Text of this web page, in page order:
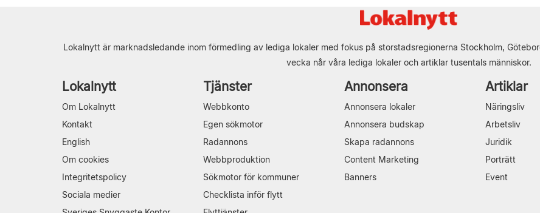
Lokalnytt är marknadsledande inom förmedling av lediga lokaler med fokus på storstadsregionerna Stockholm,
vecka når våra lediga lokaler och artiklar tusentals människor.
Lokalnytt
Om Lokalnytt
Kontakt
English
Om cookies
Integritetspolicy
Sociala medier
Tjänster
Webbkonto
Egen sökmotor
Radannons
Webbproduktion
Sökmotor för kommuner
Checklista inför flytt
Annonsera
Annonsera lokaler
Annonsera budskap
Skapa radannons
Content Marketing
Banners
Artiklar
Näringsliv
Arbetsliv
Juridik
Porträtt
Event